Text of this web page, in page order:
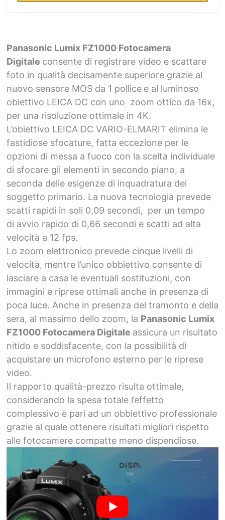
Panasonic Lumix FZ1000 Fotocamera
Digitale consente di registrare video e scattare
foto in qualità decisamente superiore grazie al
nuovo sensore MOS da 1 pollice e al luminoso
obiettivo LEICA DC con uno zoom ottico da 16x,
per una risoluzione ottimale in 4K.
L’obiettivo LEICA DC VARIO-ELMARIT elimina le
fastidiose sfocature, fatta eccezione per le
opzioni di messa a fuoco con la scelta individuale
di sfocare gli elementi in secondo piano, a
seconda delle esigenze di inquadratura del
soggetto primario. La nuova tecnologia prevede
scatti rapidi in soli 0,09 secondi, per un tempo
di avvio rapido di 0,66 secondi e scatti ad alta
velocità a 12 fps.
Lo zoom elettronico prevede cinque livelli di
velocità, mentre l’unico obbiettivo consente di
lasciare a casa le eventuali sostituzioni, con
immagini e riprese ottimali anche in presenza di
poca luce. Anche in presenza del tramonto e della
sera, al massimo dello zoom, la Panasonic Lumix
FZ1000 Fotocamera Digitale assicura un risultato
nitido e soddisfacente, con la possibilità di
acquistare un microfono esterno per le riprese
video.
Il rapporto qualità-prezzo risulta ottimale,
considerando la spesa totale l’effetto
complessivo è pari ad un obbiettivo professionale
grazie al quale ottenere risultati migliori rispetto
alle fotocamere compatte meno dispendiose.